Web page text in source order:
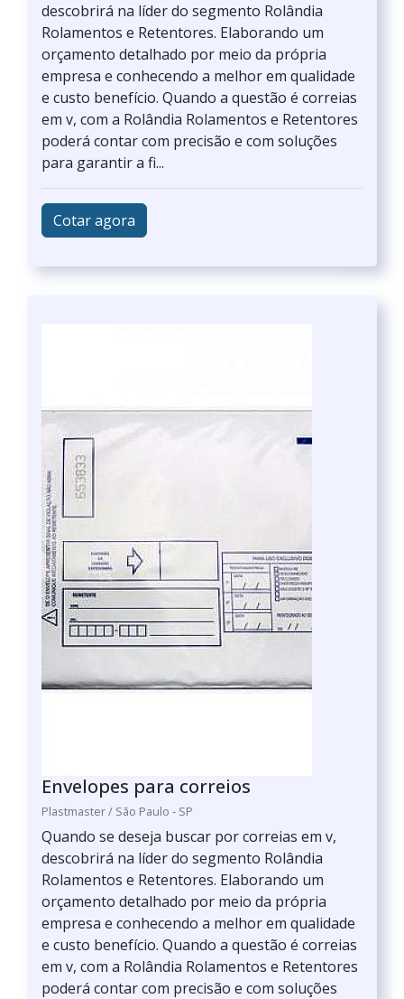
descobrirá na líder do segmento Rolândia
Rolamentos e Retentores. Elaborando um
orçamento detalhado por meio da própria
empresa e conhecendo a melhor em qualidade
e custo benefício. Quando a questão é correias
em v, com a Rolândia Rolamentos e Retentores
poderá contar com precisão e com soluções
para garantir a fi...
Cotar agora
Envelopes para correios
Plastmaster / São Paulo - SP
Quando se deseja buscar por correias em v,
descobrirá na líder do segmento Rolândia
Rolamentos e Retentores. Elaborando um
orçamento detalhado por meio da própria
empresa e conhecendo a melhor em qualidade
e custo benefício. Quando a questão é correias
em v, com a Rolândia Rolamentos e Retentores
poderá contar com precisão e com soluções